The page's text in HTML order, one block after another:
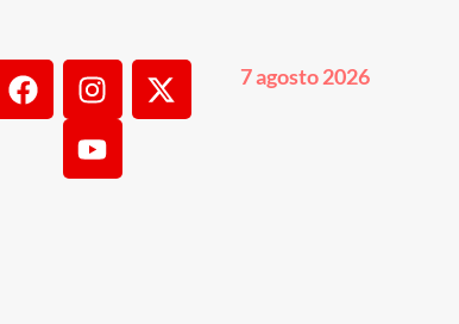
7 agosto 2026